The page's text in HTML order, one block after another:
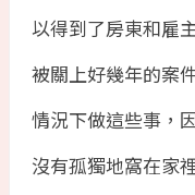
以得到了房東和雇
被關上好幾年的案
情況下做這些事，
沒有孤獨地窩在家